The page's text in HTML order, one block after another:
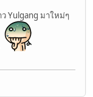
Yulgang มาใหม่ๆ